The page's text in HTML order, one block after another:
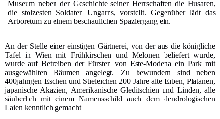
Museum neben der Geschichte seiner Herrschaften die Husaren,
die stolzesten Soldaten Ungarns, vorstellt. Gegenüber lädt das
Arboretum zu einem beschaulichen Spaziergang ein.
An der Stelle einer einstigen Gärtnerei, von der aus die königliche
Tafel in Wien mit Frühkirschen und Melonen beliefert wurde,
wurde auf Betreiben der Fürsten von Este-Modena ein Park mit
ausgewählten Bäumen angelegt. Zu bewundern sind neben
400jährigen Eschen und Stieleichen 200 Jahre alte Eiben, Platanen,
japanische Akazien, Amerikanische Gleditschien und Linden, alle
säuberlich mit einem Namensschild auch dem dendrologischen
Laien kenntlich gemacht.